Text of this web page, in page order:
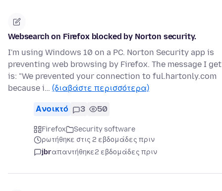
Websearch on Firefox blocked by Norton security.
I'm using Windows 10 on a PC. Norton Security app is
preventing web browsing by Firefox. The message I get
is: "We prevented your connection to ful.hartonly.com
because i… (διαβάστε περισσότερα)
Ανοικτό 3 50
Firefox
Security software
ρωτήθηκε στις 2 εβδομάδες πριν
jbrαπαντήθηκε2 εβδομάδες πριν